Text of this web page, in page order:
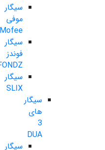
سیگار
موفی
Mofee
سیگار
فوندز
سیگار
SLIX
سیگار
های
3
DUA
سیگار